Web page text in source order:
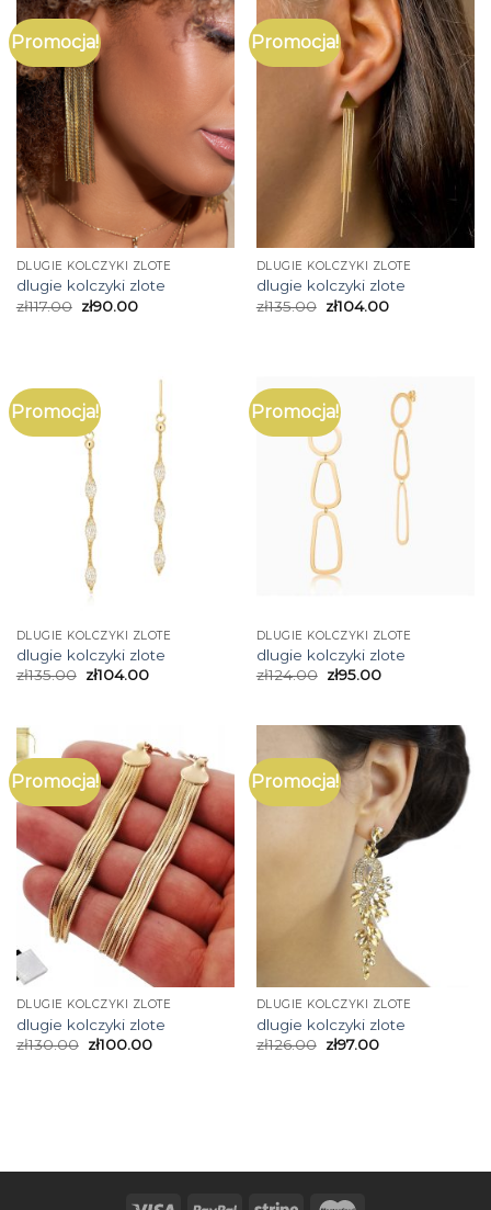
Promocja!
DLUGIE KOLCZYKI ZLOTE
dlugie kolczyki zlote
zł117.00 zł90.00
Promocja!
DLUGIE KOLCZYKI ZLOTE
dlugie kolczyki zlote
zł135.00 zł104.00
Promocja!
DLUGIE KOLCZYKI ZLOTE
dlugie kolczyki zlote
zł135.00 zł104.00
Promocja!
DLUGIE KOLCZYKI ZLOTE
dlugie kolczyki zlote
zł124.00 zł95.00
Promocja!
DLUGIE KOLCZYKI ZLOTE
dlugie kolczyki zlote
zł130.00 zł100.00
Promocja!
DLUGIE KOLCZYKI ZLOTE
dlugie kolczyki zlote
zł126.00 zł97.00